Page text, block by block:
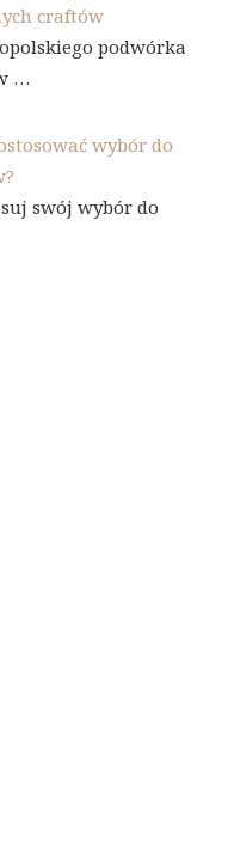
craftów
podwórka
…
wybór do
swój wybór do